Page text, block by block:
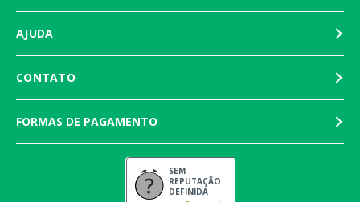
AJUDA
CONTATO
FORMAS DE PAGAMENTO
SEM
REPUTAÇÃO
DEFINIDA